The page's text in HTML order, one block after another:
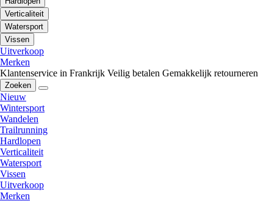
Verticaliteit
Watersport
Vissen
Uitverkoop
Merken
Klantenservice in Frankrijk Veilig betalen Gemakkelijk retourneren
Zoeken
Nieuw
Wintersport
Wandelen
Trailrunning
Hardlopen
Verticaliteit
Watersport
Vissen
Uitverkoop
Merken